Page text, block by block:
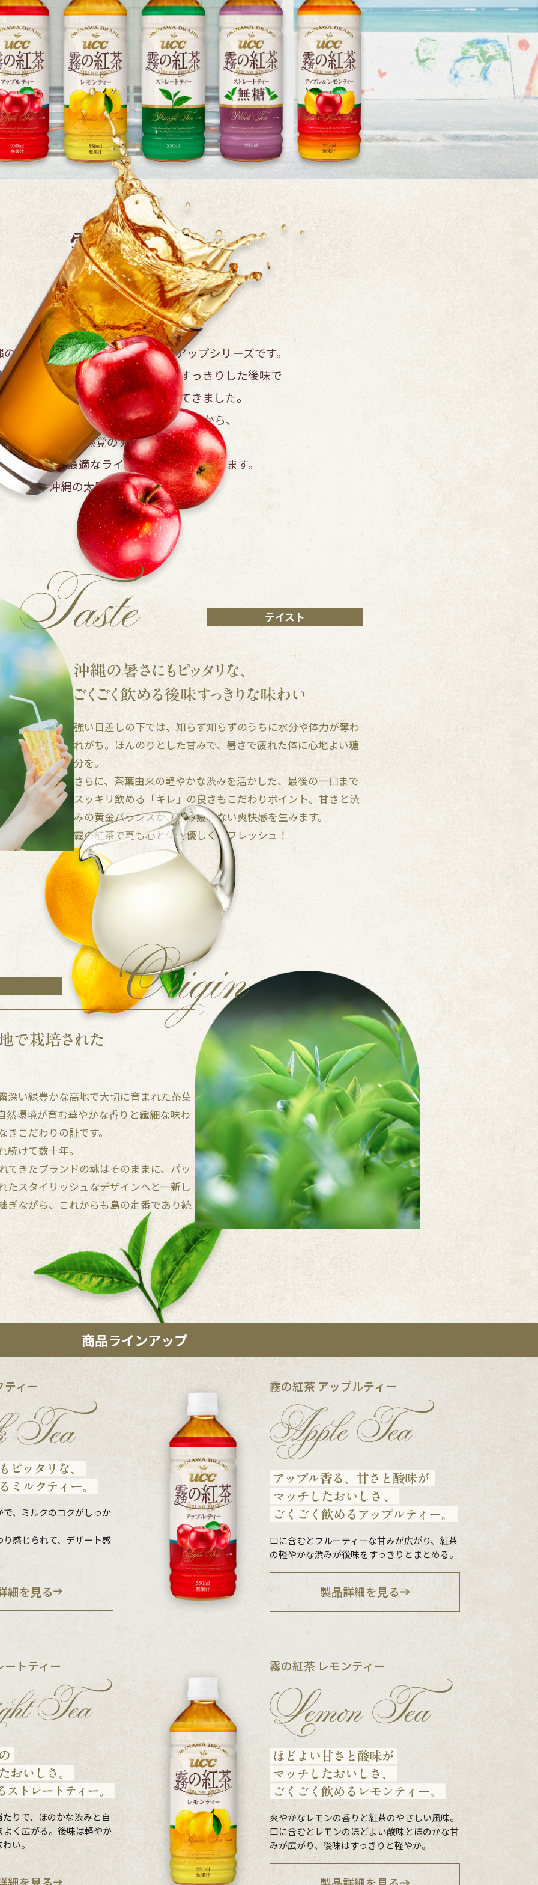
霧の紅茶は、
の日常に寄り添う爽やかなラインアップシリーズです。
の気候に合わせて、ほんのり甘くすっきりした後味で
子どもからお年寄りまで愛されてきました。
定番のストレートやミルクティーから、
デザート感覚のアップルティーまで、
お土産にも最適なラインナップが揃っています。
沖縄の太陽にぴったりの潤いを。
テイスト
強い日差しの下では、知らず知らずのうちに水分や体力が奪わ
れがち。ほんのりとした甘みで、暑さで疲れた体に心地よい糖
分を。
さらに、茶葉由来の軽やかな渋みを活かした、最後の一口まで
スッキリ飲める「キレ」の良さもこだわりポイント。甘さと渋
みの黄金バランスが、飲み疲れない爽快感を生みます。
霧の紅茶で夏も心と体を優しくリフレッシュ！
深い緑豊かな高地で大切に育まれた茶葉
然環境が育む華やかな香りと繊細な味わ
こだわりの証です。
けて数十年。
てきたブランドの魂はそのままに、パッ
たスタイリッシュなデザインへと一新し
ぎながら、これからも島の定番であり続
商品ラインアップ
ティー
、ミルクのコクがしっか
感じられて、デザート感
細を見る
霧の紅茶 アップルティー
口に含むとフルーティーな甘みが広がり、紅茶
の軽やかな渋みが後味をすっきりとまとめる。
製品詳細を見る
ートティー
りで、ほのかな渋みと自
く広がる。後味は軽やか
わい。
霧の紅茶 レモンティー
爽やかなレモンの香りと紅茶のやさしい風味。
口に含むとレモンのほどよい酸味とほのかな甘
みが広がり、後味はすっきりと軽やか。